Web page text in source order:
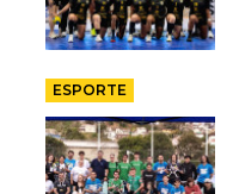
ESPORTE